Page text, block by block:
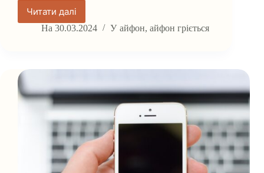
Читати далі
Чи
може
використання
додатків?
На 30.03.2024 У айфон, айфон гріється